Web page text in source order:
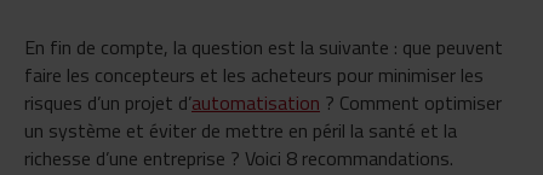
En fin de compte, la question est la suivante : que peuvent
faire les concepteurs et les acheteurs pour minimiser les
risques d’un projet d’automatisation ? Comment optimiser
un système et éviter de mettre en péril la santé et la
richesse d’une entreprise ? Voici 8 recommandations.